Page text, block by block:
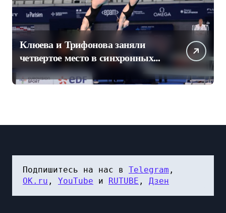
Клюева и Трифонова заняли
четвертое место в синхронных
прыжках в воду на чемпионате
Европы
Подпишитесь на нас в Telegram
OK.ru , YouTube и RUTUBE , Дзен